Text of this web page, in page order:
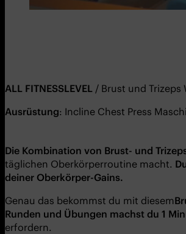
ALL FITNESSLEVEL / Brust und
Ausrüstung: Incline Chest Press
Die Kombination von Brust- und
täglichen Oberkörperroutine macht.
deiner Oberkörper-Gains.
Genau das bekommst du mit diesem
Runden und Übungen machst du 1
erfordern.